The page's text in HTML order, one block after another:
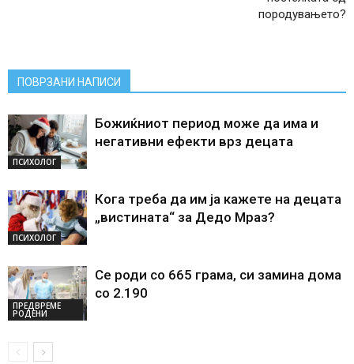
породувањето?
ПОВРЗАНИ НАПИСИ
ПСИХОЛОГ
Божиќниот период може да има и
негативни ефекти врз децата
ПСИХОЛОГ
Кога треба да им ја кажете на децата
„вистината“ за Дедо Мраз?
ПРЕДВРЕМЕ
РОДЕНИ
Се роди со 665 грама, си замина дома
со 2.190